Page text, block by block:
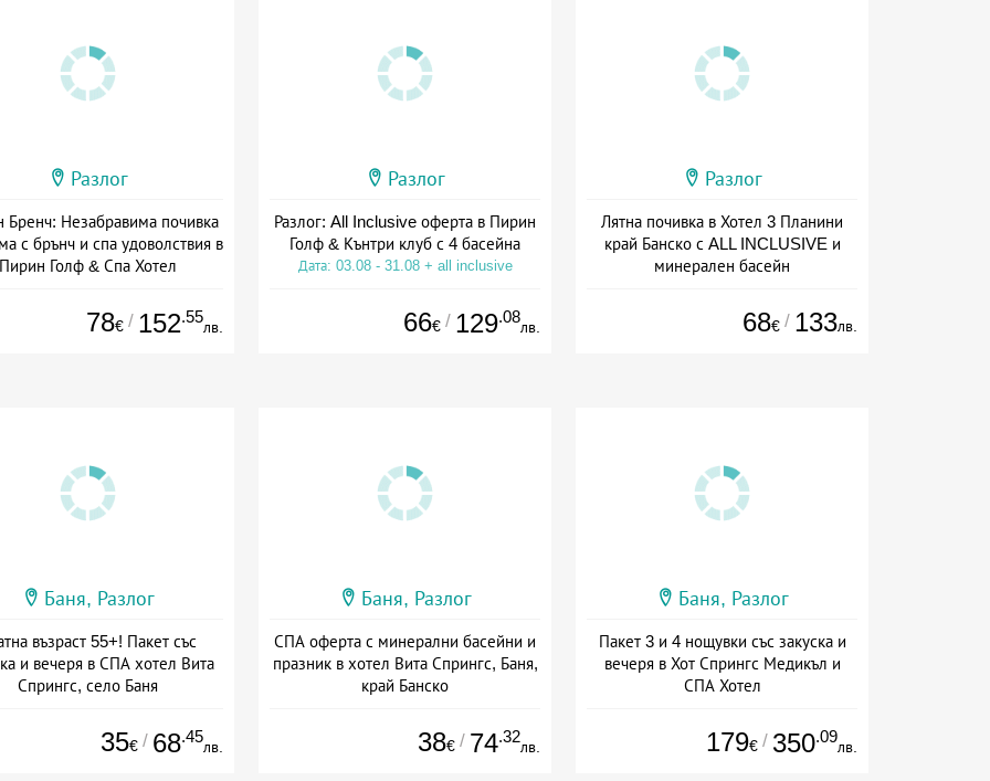
Разлог
Бренч: Незабравима почивка
с брънч и спа удоволствия в
Пирин Голф & Спа Хотел
78€ / 152.55
лв.
Разлог
Разлог: All Inclusive оферта в Пирин
Голф & Кънтри клуб с 4 басейна
Дата: 03.08 - 31.08 + all inclusive
66€ / 129.08
лв.
Разлог
Лятна почивка в Хотел 3 Планини
край Банско с ALL INCLUSIVE и
минерален басейн
68€ / 133лв.
Баня, Разлог
възраст 55+! Пакет със
и вечеря в СПА хотел Вита
Спрингс, село Баня
35€ / 68.45
лв.
Баня, Разлог
СПА оферта с минерални басейни и
празник в хотел Вита Спрингс, Баня,
край Банско
38€ / 74.32
лв.
Баня, Разлог
Пакет 3 и 4 нощувки със закуска и
вечеря в Хот Спрингс Медикъл и
СПА Хотел
179€ / 350.09
лв.